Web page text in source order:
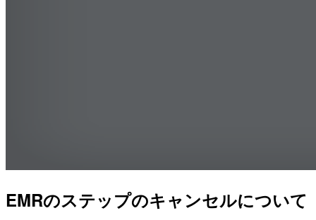
EMRのステップのキャンセルについて